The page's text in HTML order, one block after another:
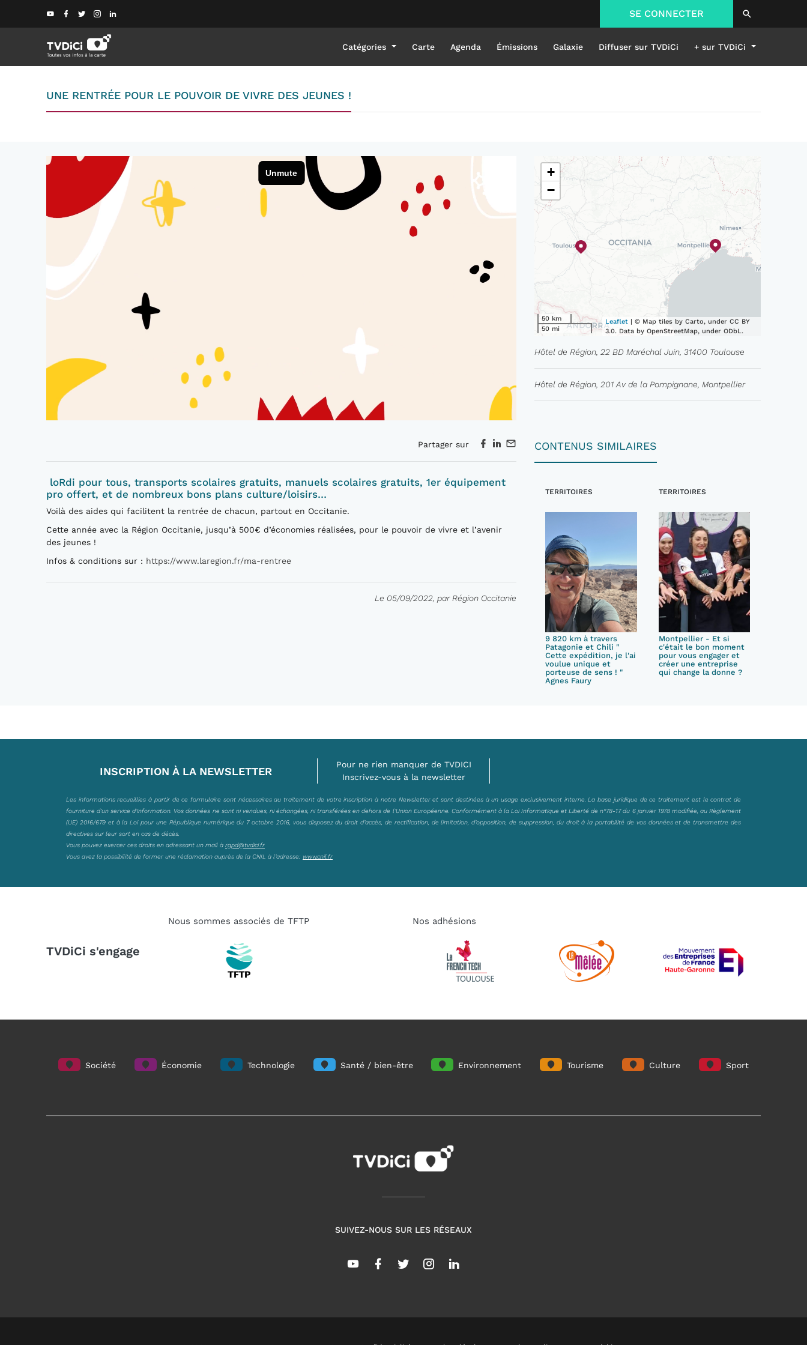
SE CONNECTER
Catégories Carte Agenda Émissions Galaxie Diffuser sur TVDiCi + sur TVDiCi
UNE RENTRÉE POUR LE POUVOIR DE VIVRE DES JEUNES !
Partager sur
loRdi pour tous, transports scolaires gratuits, manuels scolaires gratuits, 1er équipement
pro offert, et de nombreux bons plans culture/loisirs…
Voilà des aides qui facilitent la rentrée de chacun, partout en Occitanie.
Cette année avec la Région Occitanie, jusqu’à 500€ d’économies réalisées, pour le pouvoir de vivre et l’avenir
des jeunes !
Infos & conditions sur : https://www.laregion.fr/ma-rentree
Le 05/09/2022, par Région Occitanie
+
−
50 km
50 mi
Leaflet | © Map tiles by Carto, under CC BY
3.0. Data by OpenStreetMap, under ODbL.
Hôtel de Région, 22 BD Maréchal Juin, 31400 Toulouse
Hôtel de Région, 201 Av de la Pompignane, Montpellier
CONTENUS SIMILAIRES
TERRITOIRES
9 820 km à travers
Patagonie et Chili "
Cette expédition, je l'ai
voulue unique et
porteuse de sens ! "
Agnes Faury
TERRITOIRES
Montpellier - Et si
c'était le bon moment
pour vous engager et
créer une entreprise
qui change la donne ?
INSCRIPTION À LA NEWSLETTER
Pour ne rien manquer de TVDICI
Inscrivez-vous à la newsletter
Les informations recueillies à partir de ce formulaire sont nécessaires au traitement de votre inscription à notre Newsletter et sont destinées à un usage exclusivement interne. La base juridique de ce traitement est le contrat de
fourniture d’un service d’information. Vos données ne sont ni vendues, ni échangées, ni transférées en dehors de l’Union Européenne. Conformément à la Loi Informatique et Liberté de n°78-17 du 6 janvier 1978 modifiée, au Règlement
(UE) 2016/679 et à la Loi pour une République numérique du 7 octobre 2016, vous disposez du droit d’accès, de rectification, de limitation, d’opposition, de suppression, du droit à la portabilité de vos données et de transmettre des
directives sur leur sort en cas de décès.
Vous pouvez exercer ces droits en adressant un mail à rgpd@tvdici.fr
Vous avez la possibilité de former une réclamation auprès de la CNIL à l’adresse: www.cnil.fr
TVDiCi s'engage
Nous sommes associés de TFTP Nos adhésions
Société Économie Technologie Santé / bien-être Environnement Tourisme Culture Sport
SUIVEZ-NOUS SUR LES RÉSEAUX